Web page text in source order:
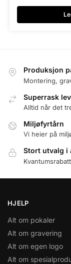
Produksjon
Montering,
Superrask
Alltid når det
Miljøfyrtårn
Vi heier på
Stort utvalg i
HJELP
Alt om pokaler
Alt om gravering
Alt om egen logo
Alt om